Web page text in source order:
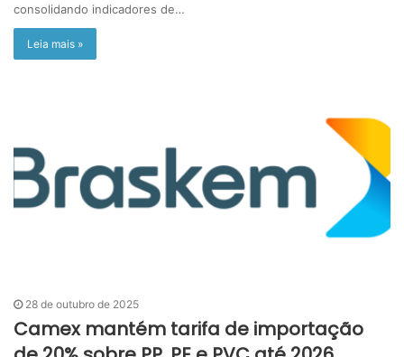
consolidando indicadores de…
Leia mais »
28 de outubro de 2025
Camex mantém tarifa de importação